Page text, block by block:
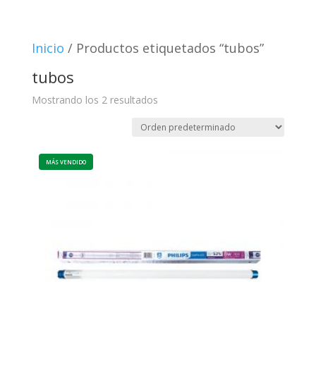
Inicio / Productos etiquetados “tubos”
tubos
Mostrando los 2 resultados